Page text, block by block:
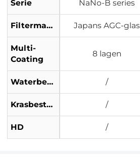
Serie NaNo-B series
Filtermateriaal Japans AGC-glas
Multi-
Coating
8 lagen
Waterbestendig /
Krasbestendig /
HD /